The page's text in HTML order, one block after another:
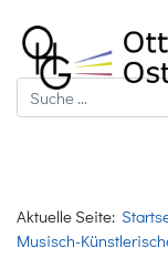
Suchen
Aktuelle Seite:
Musisch-